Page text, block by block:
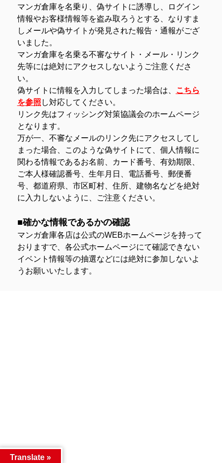
マンガ倉庫を名乗り、偽サイトに誘導し、ログイン
情報やお客様情報等を盗み取ろうとする、なりすま
しメールや偽サイトが発見された報告・通報がござ
いました。
マンガ倉庫を名乗る不審なサイト・メール・リンク
先等には絶対にアクセスしないようご注意くださ
い。
偽サイトに情報を入力してしまった場合は、 こちら
を参照 し対応してください。
リンク先はフィッシング対策協議会のホームページ
となります。
万が一、不審なメールのリンク先にアクセスしてし
まった場合、このような偽サイトにて、個人情報に
関わる情報であるお名前、カード番号、有効期限、
ご本人様確認番号、生年月日、電話番号、郵便番
号、都道府県、市区町村、住所、建物名などを絶対
に入力しないように、ご注意ください。
■確かな情報であるかの確認
マンガ倉庫各店は公式のWEBホームページを持って
おりますで、各公式ホームページにて確認できない
イベント情報等の抽選などには絶対に参加しないよ
うお願いいたします。
Translate »